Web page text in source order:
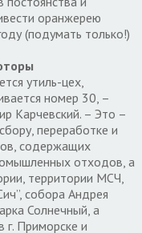
оранжерею
(подумать только!)
утиль-цех,
номер 30, –
Карчевский. – Это –
переработке и
содержащих
отходов, а
территории МСЧ,
собора Андрея
Солнечный, а
г. Приморске и